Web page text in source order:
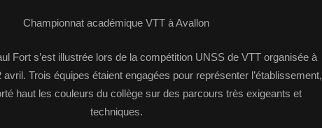
Championnat académique VTT à Avallon
Fort s’est illustrée lors de la compétition UNSS de VTT organisée à
Trois équipes étaient engagées pour représenter l’établissement,
haut les couleurs du collège sur des parcours très exigeants et
techniques.